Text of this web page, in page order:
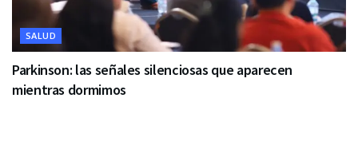
SALUD
Parkinson: las señales silenciosas que aparecen
mientras dormimos